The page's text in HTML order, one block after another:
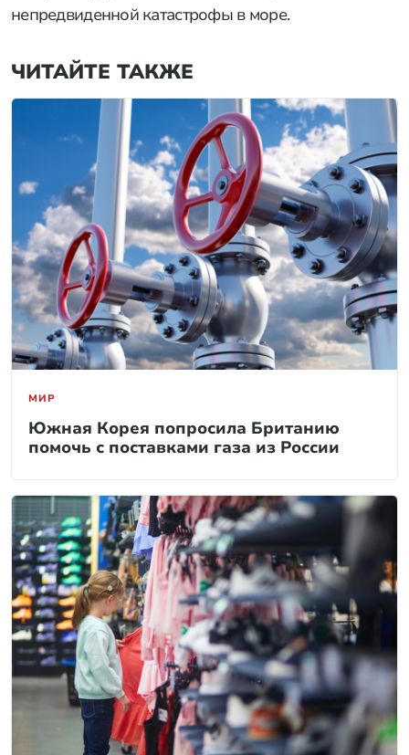
непредвиденной катастрофы в море.
ЧИТАЙТЕ ТАКЖЕ
МИР
Южная Корея попросила Британию
помочь с поставками газа из России